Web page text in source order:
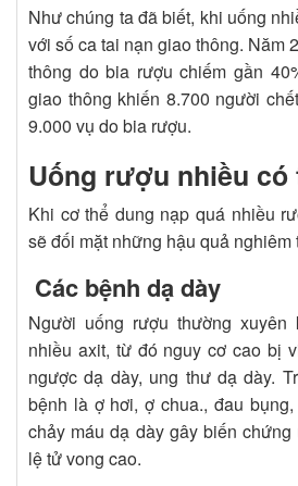
Như chúng ta đã biết, khi uống
với số ca tai nạn giao thông. Năm
thông do bia rượu chiếm gần
giao thông khiến 8.700 người
9.000 vụ do bia rượu.
Uống rượu nhiều có
Khi cơ thể dung nạp quá nhiều
sẽ đối mặt những hậu quả nghiêm
Các bệnh dạ dày
Người uống rượu thường
nhiều axit, từ đó nguy cơ cao bị
ngược dạ dày, ung thư dạ dày.
bệnh là ợ hơi, ợ chua., đau
chảy máu dạ dày gây biến
lệ tử vong cao.